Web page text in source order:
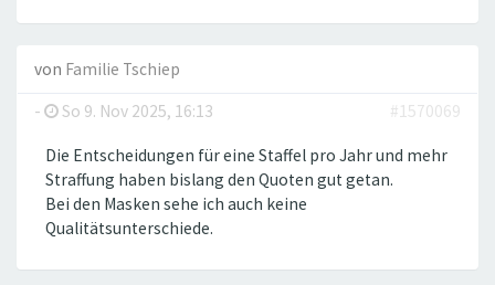
von Familie Tschiep
-
So 9. Nov 2025, 16:13 #1570069
Die Entscheidungen für eine Staffel pro Jahr und mehr
Straffung haben bislang den Quoten gut getan.
Bei den Masken sehe ich auch keine
Qualitätsunterschiede.